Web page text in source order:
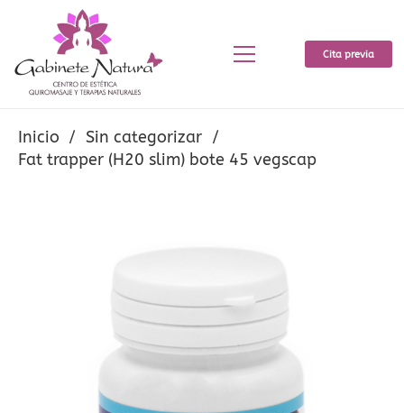
Cita previa
Inicio / Sin categorizar /
Fat trapper (H20 slim) bote 45 vegscap